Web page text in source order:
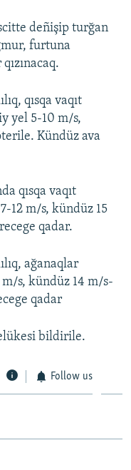
deñişip turğan
furtuna
qısqa vaqıt
yel 5-10 m/s,
Kündüz ava
qısqa vaqıt
12 m/s, kündüz 15
qadar.
ağanaqlar
s, kündüz 14 m/s-
qadar
bildirile.
Follow us